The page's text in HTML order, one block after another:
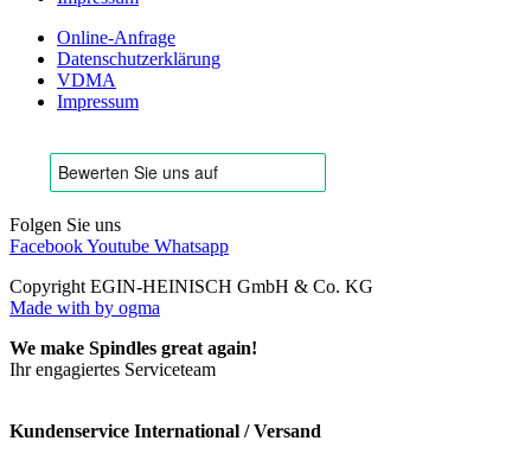
Online-Anfrage
Datenschutzerklärung
VDMA
Impressum
Folgen Sie uns
FacebookYoutube Whatsapp
Copyright EGIN-HEINISCH GmbH & Co. KG
Made with by ogma
We make Spindles great again!
Ihr engagiertes Serviceteam
Kundenservice International / Versand